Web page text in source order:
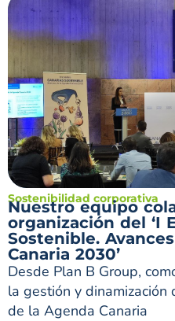
Sostenibilidad corporativa
Nuestro equipo
organización del ‘I
Sostenible.
Canaria 2030’
Desde Plan B Group,
la gestión y
de la Agenda Canaria